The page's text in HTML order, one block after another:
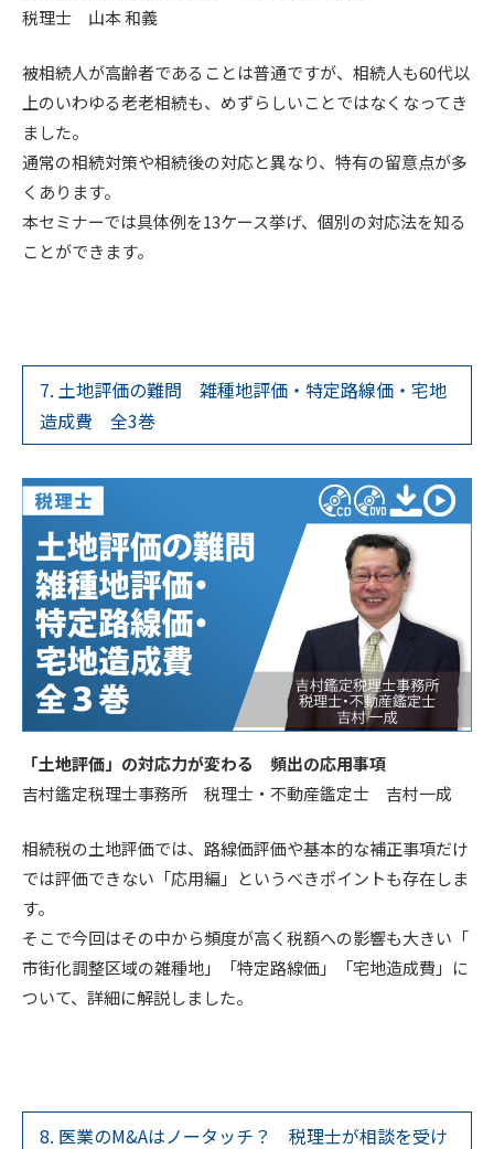
税理士 山本 和義
被相続人が高齢者であることは普通ですが、相続人も60代以
上のいわゆる老老相続も、めずらしいことではなくなってき
ました。
通常の相続対策や相続後の対応と異なり、特有の留意点が多
くあります。
本セミナーでは具体例を13ケース挙げ、個別の対応法を知る
ことができます。
7. 土地評価の難問 雑種地評価・特定路線価・宅地
造成費 全3巻
「土地評価」の対応力が変わる 頻出の応用事項
吉村鑑定税理士事務所 税理士・不動産鑑定士 吉村一成
相続税の土地評価では、路線価評価や基本的な補正事項だけ
では評価できない「応用編」というべきポイントも存在しま
す。
そこで今回はその中から頻度が高く税額への影響も大きい「
市街化調整区域の雑種地」「特定路線価」「宅地造成費」に
ついて、詳細に解説しました。
8. 医業のM&Aはノータッチ？ 税理士が相談を受け